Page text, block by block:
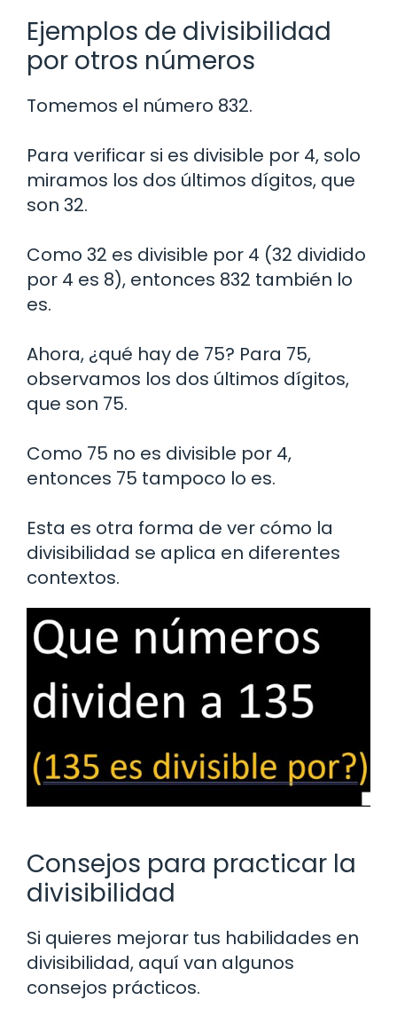
Ejemplos de divisibilidad
por otros números
Tomemos el número 832.
Para verificar si es divisible por 4, solo
miramos los dos últimos dígitos, que
son 32.
Como 32 es divisible por 4 (32 dividido
por 4 es 8), entonces 832 también lo
es.
Ahora, ¿qué hay de 75? Para 75,
observamos los dos últimos dígitos,
que son 75.
Como 75 no es divisible por 4,
entonces 75 tampoco lo es.
Esta es otra forma de ver cómo la
divisibilidad se aplica en diferentes
contextos.
Consejos para practicar la
divisibilidad
Si quieres mejorar tus habilidades en
divisibilidad, aquí van algunos
consejos prácticos.